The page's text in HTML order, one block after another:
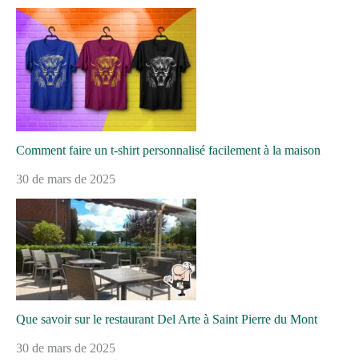
Comment faire un t-shirt personnalisé facilement à la maison
30 de mars de 2025
Que savoir sur le restaurant Del Arte à Saint Pierre du Mont
30 de mars de 2025